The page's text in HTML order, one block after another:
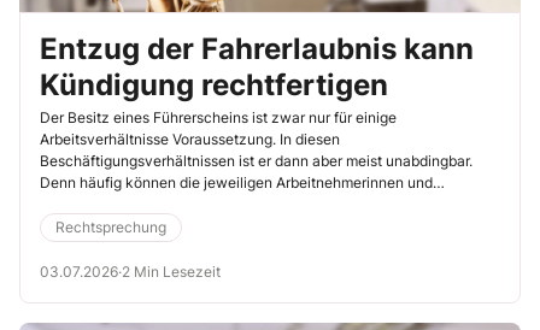
Entzug der Fahrerlaubnis kann
Kündigung rechtfertigen
Der Besitz eines Führerscheins ist zwar nur für einige
Arbeitsverhältnisse Voraussetzung. In diesen
Beschäftigungsverhältnissen ist er dann aber meist unabdingbar.
Denn häufig können die jeweiligen Arbeitnehmerinnen und
erschwerten Bedingungen ausüben. Bei einem ausschließlich im
Außendienst tätigen Arbeitnehmer kann der Entzug einer
Fahrerlaubnis für die Dauer von einem Jahr deshalb eine
Rechtsprechung
03.07.2026·2 Min Lesezeit